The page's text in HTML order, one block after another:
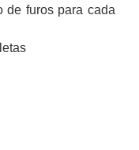
de furos para cada